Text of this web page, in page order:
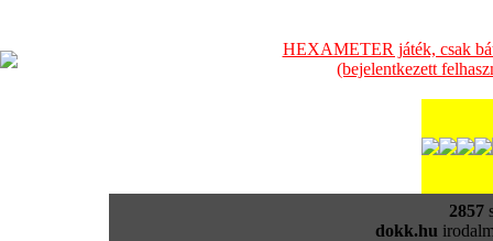
HEXAMETER játék, csak
(bejelentkezett
2857
dokk.hu